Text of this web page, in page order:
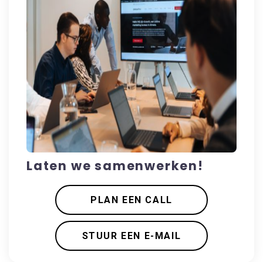
Laten we samenwerken!
PLAN EEN CALL
STUUR EEN E-MAIL